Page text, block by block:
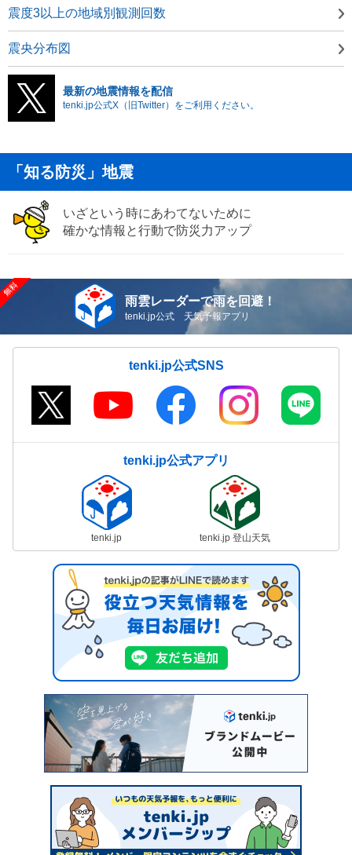
震度3以上の地域別観測回数
震央分布図
最新の地震情報を配信
tenki.jp公式X（旧Twitter）をご利用ください。
「知る防災」地震
いざという時にあわてないために
確かな情報と行動で防災力アップ
雨雲レーダーで雨を回避！
tenki.jp公式 天気予報アプリ
tenki.jp公式SNS
tenki.jp公式アプリ
tenki.jp tenki.jp 登山天気